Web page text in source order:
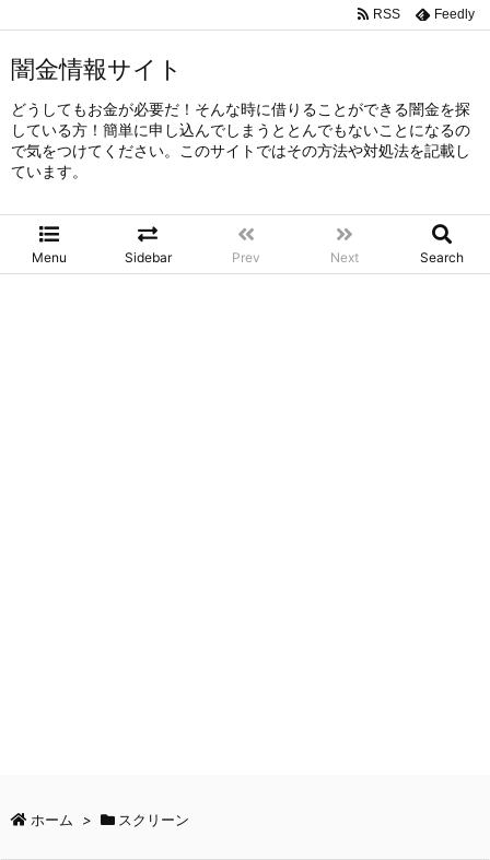
闇金情報サイト
どうしてもお金が必要だ！そんな時に借りることができる闇金を探
している方！簡単に申し込んでしまうととんでもないことになるの
で気をつけてください。このサイトではその方法や対処法を記載し
ています。
Menu Sidebar Prev Next Search
RSS Feedly
ホーム > スクリーン